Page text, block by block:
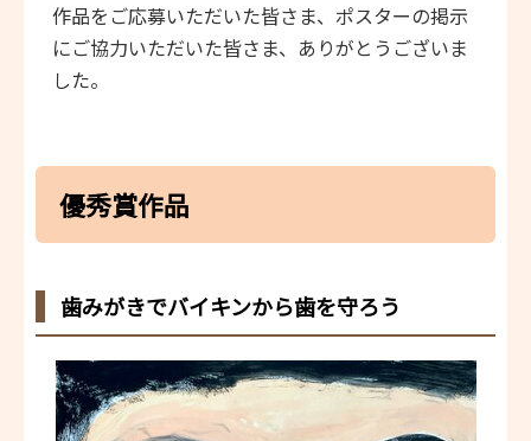
作品をご応募いただいた皆さま、ポスターの掲示
にご協力いただいた皆さま、ありがとうございま
した。
優秀賞作品
歯みがきでバイキンから歯を守ろう